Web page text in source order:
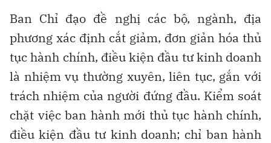
Ban Chỉ đạo đề nghị các bộ, ngành, địa
phương xác định cắt giảm, đơn giản hóa thủ
tục hành chính, điều kiện đầu tư kinh doanh
là nhiệm vụ thường xuyên, liên tục, gắn với
trách nhiệm của người đứng đầu. Kiểm soát
chặt việc ban hành mới thủ tục hành chính,
điều kiện đầu tư kinh doanh; chỉ ban hành